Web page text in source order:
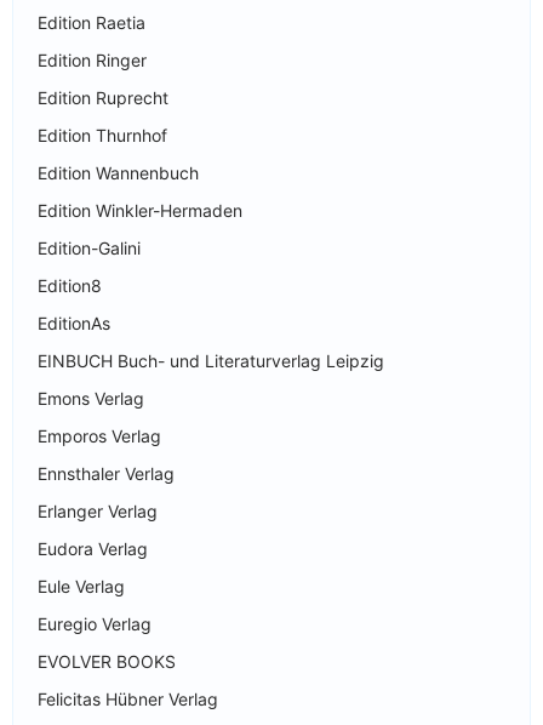
Edition Raetia
Edition Ringer
Edition Ruprecht
Edition Thurnhof
Edition Wannenbuch
Edition Winkler-Hermaden
Edition-Galini
Edition8
EditionAs
EINBUCH Buch- und Literaturverlag Leipzig
Emons Verlag
Emporos Verlag
Ennsthaler Verlag
Erlanger Verlag
Eudora Verlag
Eule Verlag
Euregio Verlag
EVOLVER BOOKS
Felicitas Hübner Verlag